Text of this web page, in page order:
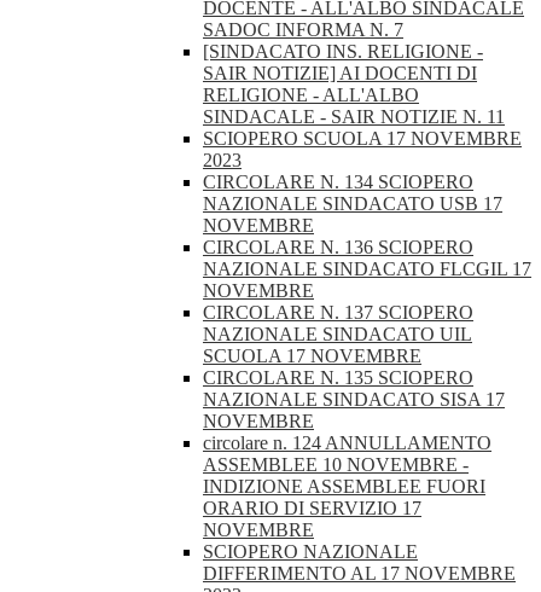
DOCENTE - ALL'ALBO SINDACALE
SADOC INFORMA N. 7
[SINDACATO INS. RELIGIONE -
SAIR NOTIZIE] AI DOCENTI DI
RELIGIONE - ALL'ALBO
SINDACALE - SAIR NOTIZIE N. 11
SCIOPERO SCUOLA 17 NOVEMBRE
2023
CIRCOLARE N. 134 SCIOPERO
NAZIONALE SINDACATO USB 17
NOVEMBRE
CIRCOLARE N. 136 SCIOPERO
NAZIONALE SINDACATO FLCGIL 17
NOVEMBRE
CIRCOLARE N. 137 SCIOPERO
NAZIONALE SINDACATO UIL
SCUOLA 17 NOVEMBRE
CIRCOLARE N. 135 SCIOPERO
NAZIONALE SINDACATO SISA 17
NOVEMBRE
circolare n. 124 ANNULLAMENTO
ASSEMBLEE 10 NOVEMBRE -
INDIZIONE ASSEMBLEE FUORI
ORARIO DI SERVIZIO 17
NOVEMBRE
SCIOPERO NAZIONALE
DIFFERIMENTO AL 17 NOVEMBRE